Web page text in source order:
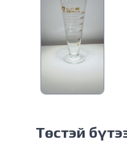
Төстэй